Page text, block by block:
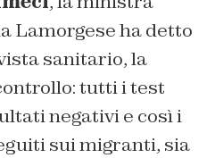
Lamorgese ha detto
sanitario, la
tutti i test
negativi e così i
sui migranti, sia